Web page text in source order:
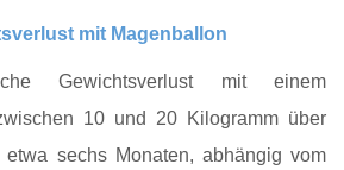
mit Magenballon
Gewichtsverlust mit einem
10 und 20 Kilogramm über
sechs Monaten, abhängig vom